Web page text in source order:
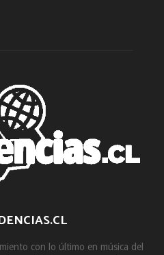
con lo último en música del